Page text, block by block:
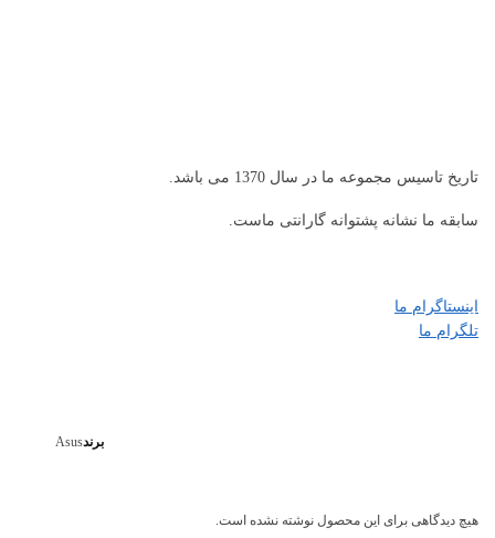
تاریخ تاسیس مجموعه ما در سال 1370 می باشد.
سابقه ما نشانه پشتوانه گارانتی ماست.
اینستاگرام ما
تلگرام ما
برندAsus
هیچ دیدگاهی برای این محصول نوشته نشده است.